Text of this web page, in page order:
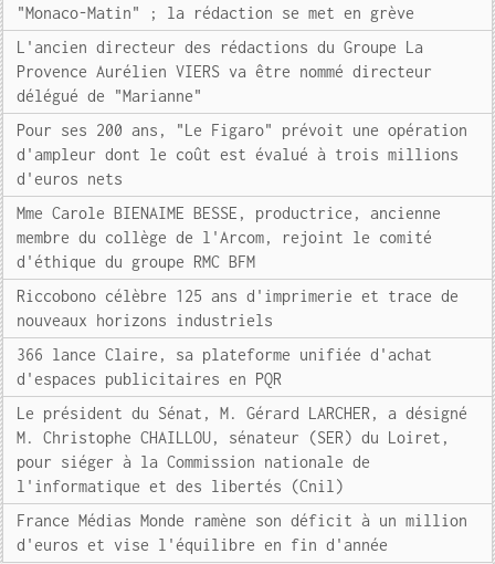
"Monaco-Matin" ; la rédaction se met en grève
L'ancien directeur des rédactions du Groupe La
Provence Aurélien VIERS va être nommé directeur
délégué de "Marianne"
Pour ses 200 ans, "Le Figaro" prévoit une opération
d'ampleur dont le coût est évalué à trois millions
d'euros nets
Mme Carole BIENAIME BESSE, productrice, ancienne
membre du collège de l'Arcom, rejoint le comité
d'éthique du groupe RMC BFM
Riccobono célèbre 125 ans d'imprimerie et trace de
nouveaux horizons industriels
366 lance Claire, sa plateforme unifiée d'achat
d'espaces publicitaires en PQR
Le président du Sénat, M. Gérard LARCHER, a désigné
M. Christophe CHAILLOU, sénateur (SER) du Loiret,
pour siéger à la Commission nationale de
l'informatique et des libertés (Cnil)
France Médias Monde ramène son déficit à un million
d'euros et vise l'équilibre en fin d'année